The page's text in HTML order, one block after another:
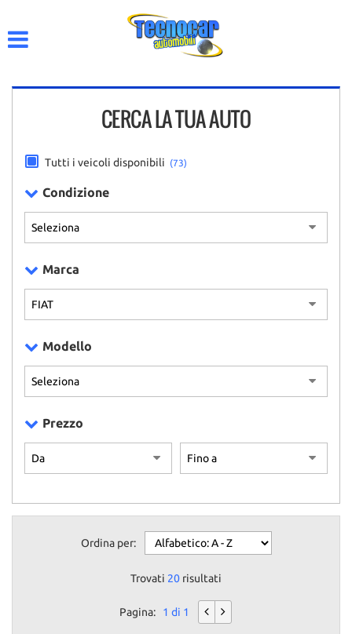
ACQUISTIAMO USATO
CERCA LA TUA AUTO
Tutti i veicoli disponibili (73)
Condizione
Marca
Modello
Prezzo
Ordina per:
Trovati 20 risultati
Pagina: 1 di 1